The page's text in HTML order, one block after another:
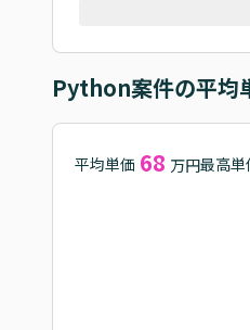
Python案件の平均
平均単価 68 万円最高単